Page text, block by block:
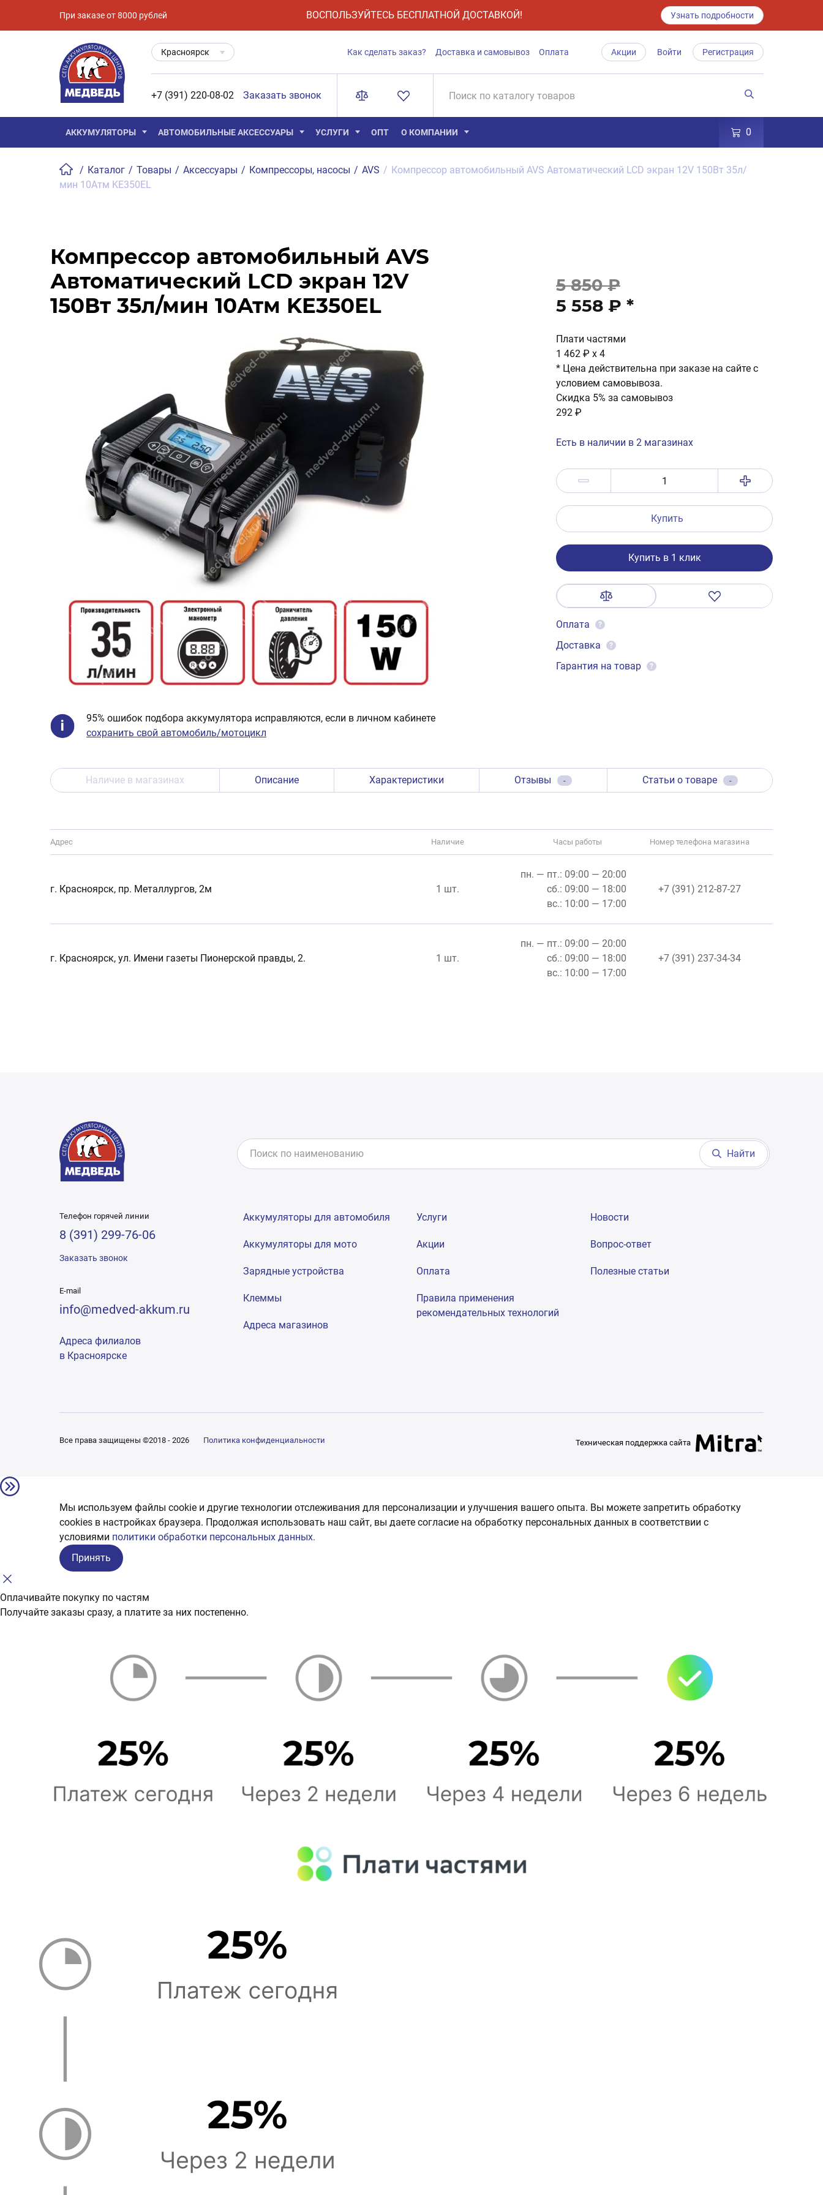
При заказе от 8000 рублей ВОСПОЛЬЗУЙТЕСЬ БЕСПЛАТНОЙ ДОСТАВКОЙ! Узнать подробности
Красноярск Как сделать заказ? Доставка и самовывоз Оплата Акции Войти Регистрация
+7 (391) 220-08-02 Заказать звонок
АККУМУЛЯТОРЫ АВТОМОБИЛЬНЫЕ АКСЕССУАРЫ УСЛУГИ ОПТ О КОМПАНИИ 0
/ Каталог / Товары / Аксессуары / Компрессоры, насосы / AVS / Компрессор автомобильный AVS Автоматический LCD экран 12V 150Вт 35л/
мин 10Атм KE350EL
Компрессор автомобильный AVS
Автоматический LCD экран 12V
150Вт 35л/мин 10Атм KE350EL
95% ошибок подбора аккумулятора исправляются, если в личном кабинете
сохранить свой автомобиль/мотоцикл
5 850 ₽
5 558 ₽ *
Плати частями
1 462 ₽ x 4
* Цена действительна при заказе на сайте с
условием самовывоза.
Скидка 5% за самовывоз
292 ₽
Есть в наличии в 2 магазинах
Купить
Купить в 1 клик
Оплата ?
Доставка ?
Гарантия на товар ?
Наличие в магазинах Описание Характеристики Отзывы - Статьи о товаре -
Адрес Наличие Часы работы Номер телефона магазина
г. Красноярск, пр. Металлургов, 2м 1 шт.
пн. — пт.: 09:00 — 20:00
сб.: 09:00 — 18:00
вс.: 10:00 — 17:00
+7 (391) 212-87-27
г. Красноярск, ул. Имени газеты Пионерской правды, 2. 1 шт.
пн. — пт.: 09:00 — 20:00
сб.: 09:00 — 18:00
вс.: 10:00 — 17:00
+7 (391) 237-34-34
Найти
Телефон горячей линии
8 (391) 299-76-06
Заказать звонок
E-mail
info@medved-akkum.ru
Адреса филиалов
в Красноярске
Аккумуляторы для автомобиля
Аккумуляторы для мото
Зарядные устройства
Клеммы
Адреса магазинов
Услуги
Акции
Оплата
Правила применения
рекомендательных технологий
Новости
Вопрос-ответ
Полезные статьи
Все права защищены ©2018 - 2026 Политика конфиденциальности Техническая поддержка сайта
Мы используем файлы cookie и другие технологии отслеживания для персонализации и улучшения вашего опыта. Вы можете запретить обработку
сookies в настройках браузера. Продолжая использовать наш сайт, вы даете согласие на обработку персональных данных в соответствии с
условиями политики обработки персональных данных.
Принять
Оплачивайте покупку по частям
Получайте заказы сразу, а платите за них постепенно.